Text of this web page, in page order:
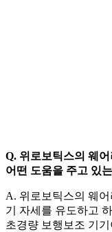
Q. 위로보틱스의 웨
어떤 도움을 주고 있
A. 위로보틱스의 웨
기 자세를 유도하고
초경량 보행보조 기